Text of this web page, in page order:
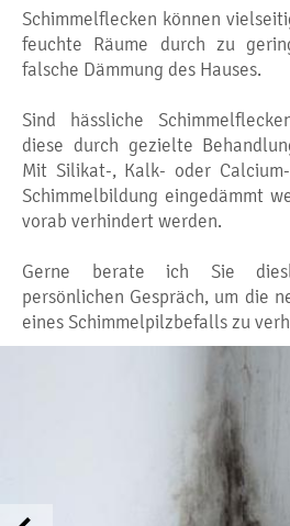
Schimmelflecken können
feuchte Räume durch zu
falsche Dämmung des Hauses.
Sind hässliche
diese durch gezielte
Mit Silikat-, Kalk- oder
Schimmelbildung eingedämmt
vorab verhindert werden.
Gerne berate ich Sie
persönlichen Gespräch, um die
eines Schimmelpilzbefalls zu